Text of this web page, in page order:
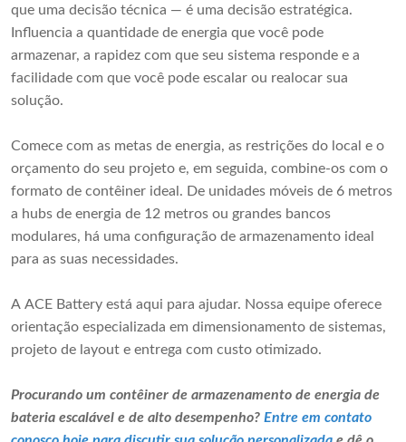
que uma decisão técnica — é uma decisão estratégica.
Influencia a quantidade de energia que você pode
armazenar, a rapidez com que seu sistema responde e a
facilidade com que você pode escalar ou realocar sua
solução.
Comece com as metas de energia, as restrições do local e o
orçamento do seu projeto e, em seguida, combine-os com o
formato de contêiner ideal. De unidades móveis de 6 metros
a hubs de energia de 12 metros ou grandes bancos
modulares, há uma configuração de armazenamento ideal
para as suas necessidades.
A ACE Battery está aqui para ajudar. Nossa equipe oferece
orientação especializada em dimensionamento de sistemas,
projeto de layout e entrega com custo otimizado.
Procurando um contêiner de armazenamento de energia de
bateria escalável e de alto desempenho? Entre em contato